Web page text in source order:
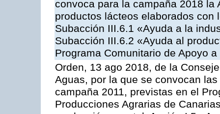
convoca para la campaña 2018
productos lácteos elaborados
Subacción III.6.1 «Ayuda a la
Subacción III.6.2 «Ayuda al
Programa Comunitario de Apoyo
Orden, 13 ago 2018, de la
Aguas, por la que se convocan
campaña 2011, previstas en el
Producciones Agrarias de